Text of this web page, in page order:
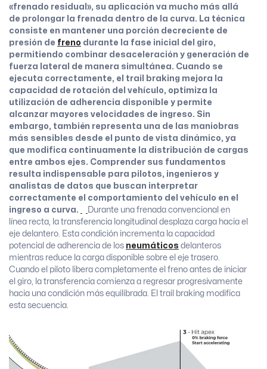
«frenado residual», su aplicación va mucho más allá
de prolongar la frenada dentro de la curva. La técnica
consiste en mantener una porción decreciente de
presión de freno durante la fase inicial del giro,
permitiendo combinar desaceleración y generación de
fuerza lateral de manera simultánea. Cuando se
ejecuta correctamente, el trail braking mejora la
capacidad de rotación del vehículo, optimiza la
utilización de adherencia disponible y permite
alcanzar mayores velocidades de ingreso. Sin
embargo, también representa una de las maniobras
más sensibles desde el punto de vista dinámico, ya
que modifica continuamente la distribución de cargas
entre ambos ejes. Comprender sus fundamentos
resulta indispensable para pilotos, ingenieros y
analistas de datos que buscan interpretar
correctamente el comportamiento del vehículo en el
ingreso a curva.
Durante una frenada convencional en
línea recta, la transferencia longitudinal desplaza carga hacia el
eje delantero. Esta condición incrementa la capacidad
potencial de adherencia de los neumáticos delanteros
mientras reduce la carga disponible sobre el eje trasero.
Cuando el piloto libera completamente el freno antes de iniciar
el giro, la transferencia comienza a regresar progresivamente
hacia una condición más equilibrada. El trail braking modifica
esta secuencia.